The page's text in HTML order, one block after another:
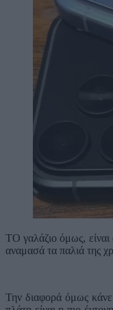
ΤΟ γαλάζιο όμως,
αναμασά τα παλιά της
Την διαφορά όμως